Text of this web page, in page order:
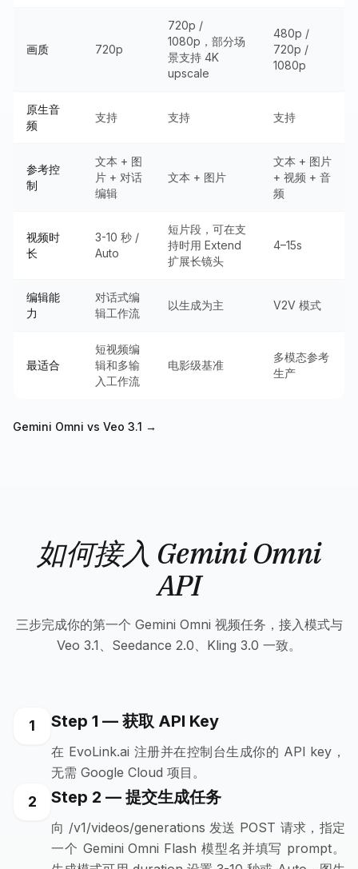
画质 720p
720p /
1080p，部分场
景支持 4K
upscale
480p /
720p /
1080p
原生音
频
支持 支持 支持
参考控
制
文本 + 图
片 + 对话
编辑
文本 + 图片
文本 + 图片
+ 视频 + 音
频
视频时
长
3-10 秒 /
Auto
短片段，可在支
持时用 Extend
扩展长镜头
4–15s
编辑能
力
对话式编
辑工作流
以生成为主 V2V 模式
最适合
短视频编
辑和多输
入工作流
电影级基准
多模态参考
生产
Gemini Omni vs Veo 3.1 →
如何接入 Gemini Omni
API
三步完成你的第一个 Gemini Omni 视频任务，接入模式与
Veo 3.1、Seedance 2.0、Kling 3.0 一致。
1 Step 1 — 获取 API Key
在 EvoLink.ai 注册并在控制台生成你的 API key，
无需 Google Cloud 项目。
2 Step 2 — 提交生成任务
向 /v1/videos/generations 发送 POST 请求，指定
一个 Gemini Omni Flash 模型名并填写 prompt。